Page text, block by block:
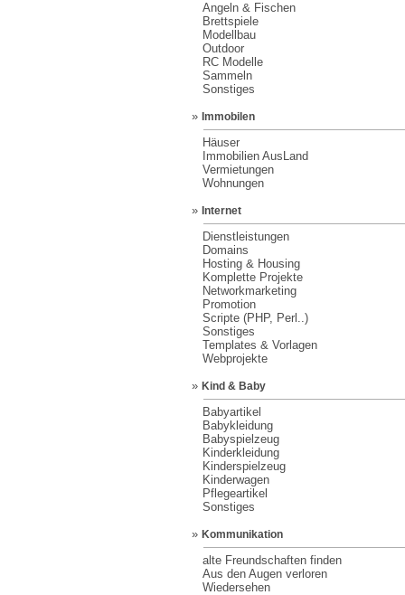
Angeln & Fischen
Brettspiele
Modellbau
Outdoor
RC Modelle
Sammeln
Sonstiges
» Immobilen
Häuser
Immobilien AusLand
Vermietungen
Wohnungen
» Internet
Dienstleistungen
Domains
Hosting & Housing
Komplette Projekte
Networkmarketing
Promotion
Scripte (PHP, Perl..)
Sonstiges
Templates & Vorlagen
Webprojekte
» Kind & Baby
Babyartikel
Babykleidung
Babyspielzeug
Kinderkleidung
Kinderspielzeug
Kinderwagen
Pflegeartikel
Sonstiges
» Kommunikation
alte Freundschaften finden
Aus den Augen verloren
Wiedersehen